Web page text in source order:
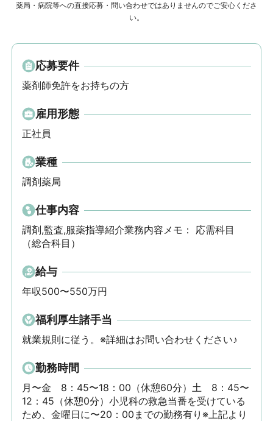
薬局・病院等への直接応募・問い合わせではありませんのでご安心くださ
い。
応募要件
薬剤師免許をお持ちの方
雇用形態
正社員
業種
調剤薬局
仕事内容
調剤,監査,服薬指導紹介業務内容メモ： 応需科目
（総合科目）
給与
年収500〜550万円
福利厚生諸手当
就業規則に従う。※詳細はお問い合わせください♪
勤務時間
月〜金　8：45〜18：00（休憩60分）土　8：45〜
12：45（休憩0分）小児科の救急当番を受けている
ため、金曜日に〜20：00までの勤務有り※上記より